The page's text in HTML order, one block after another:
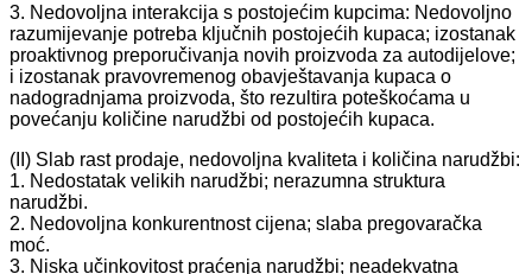
3. Nedovoljna interakcija s postojećim kupcima: Nedovoljno
razumijevanje potreba ključnih postojećih kupaca; izostanak
proaktivnog preporučivanja novih proizvoda za autodijelove;
i izostanak pravovremenog obavještavanja kupaca o
nadogradnjama proizvoda, što rezultira poteškoćama u
povećanju količine narudžbi od postojećih kupaca.
(II) Slab rast prodaje, nedovoljna kvaliteta i količina narudžbi:
1. Nedostatak velikih narudžbi; nerazumna struktura
narudžbi.
2. Nedovoljna konkurentnost cijena; slaba pregovaračka
moć.
3. Niska učinkovitost praćenja narudžbi; neadekvatna